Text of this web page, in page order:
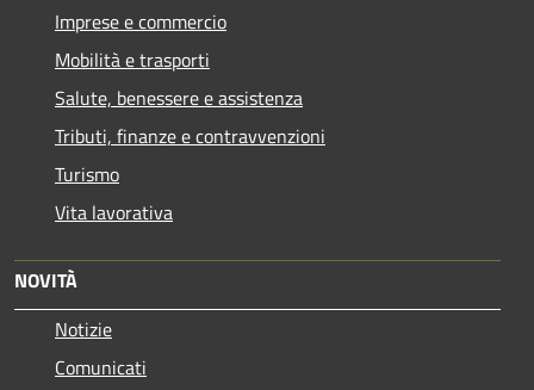
Imprese e commercio
Mobilità e trasporti
Salute, benessere e assistenza
Tributi, finanze e contravvenzioni
Turismo
Vita lavorativa
NOVITÀ
Notizie
Comunicati